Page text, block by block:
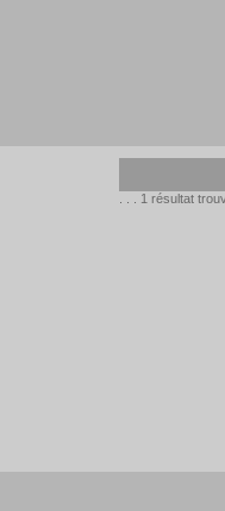
. . . 1 résultat